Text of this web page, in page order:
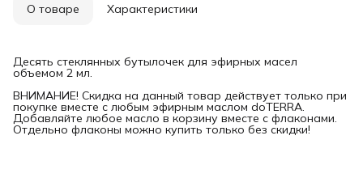
О товаре Характеристики
Десять стеклянных бутылочек для эфирных масел
объемом 2 мл.
ВНИМАНИЕ! Скидка на данный товар действует только при
покупке вместе с любым эфирным маслом doTERRA.
Добавляйте любое масло в корзину вместе с флаконами.
Отдельно флаконы можно купить только без скидки!